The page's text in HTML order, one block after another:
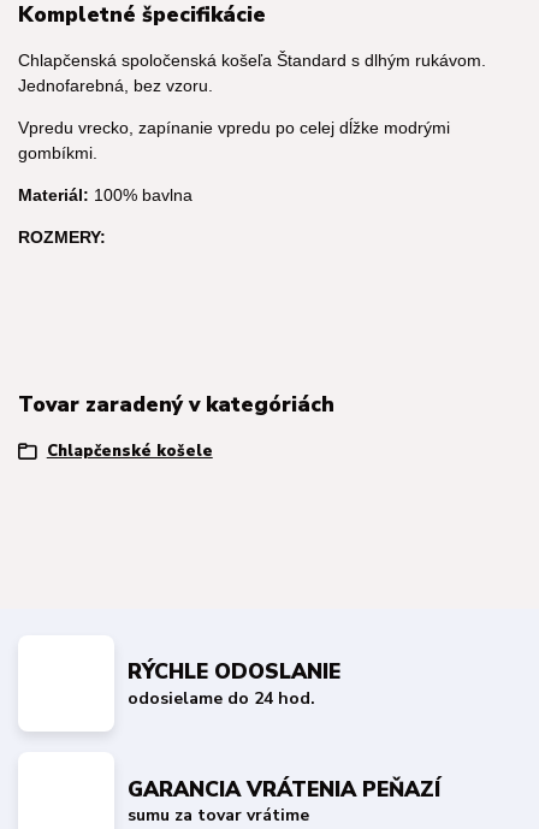
Kompletné špecifikácie
Chlapčenská spoločenská košeľa Štandard s dlhým rukávom.
Jednofarebná, bez vzoru.
Vpredu vrecko, zapínanie vpredu po celej dĺžke modrými
gombíkmi.
Materiál: 100% bavlna
ROZMERY:
Tovar zaradený v kategóriách
Chlapčenské košele
RÝCHLE ODOSLANIE
odosielame do 24 hod.
GARANCIA VRÁTENIA PEŇAZÍ
sumu za tovar vrátime